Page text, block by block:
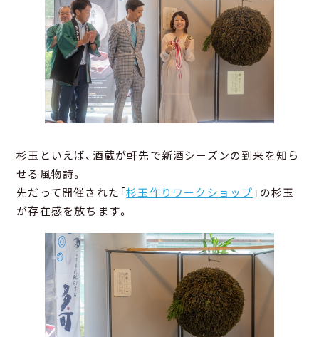
杉玉といえば、酒蔵が軒先で新酒シーズンの到来を知ら
せる風物詩。
先だって開催された「杉玉作りワークショップ 」の杉玉
が存在感を放ちます。